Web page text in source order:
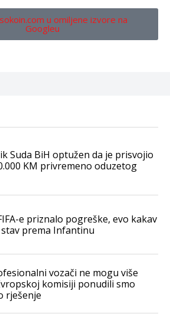
u omiljene izvore na
Googleu
Suda BiH optužen da je prisvojio
KM privremeno oduzetog
e priznalo pogreške, evo kakav
prema Infantinu
vozači ne mogu više
komisiji ponudili smo
rješenje